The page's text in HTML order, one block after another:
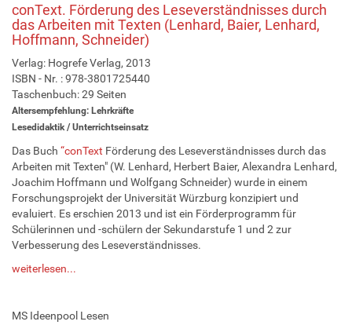
conText. Förderung des Leseverständnisses durch
das Arbeiten mit Texten (Lenhard, Baier, Lenhard,
Hoffmann, Schneider)
Verlag: Hogrefe Verlag, 2013
ISBN - Nr. : 978-3801725440
Taschenbuch: 29 Seiten
Altersempfehlung: Lehrkräfte
Lesedidaktik/ Unterrichtseinsatz
Das Buch “conText Förderung des Leseverständnisses durch das
Arbeiten mit Texten" (W. Lenhard, Herbert Baier, Alexandra Lenhard,
Joachim Hoffmann und Wolfgang Schneider) wurde in einem
Forschungsprojekt der Universität Würzburg konzipiert und
evaluiert. Es erschien 2013 und ist ein Förderprogramm für
Schülerinnen und -schülern der Sekundarstufe 1 und 2 zur
Verbesserung des Leseverständnisses.
weiterlesen...
MS Ideenpool Lesen